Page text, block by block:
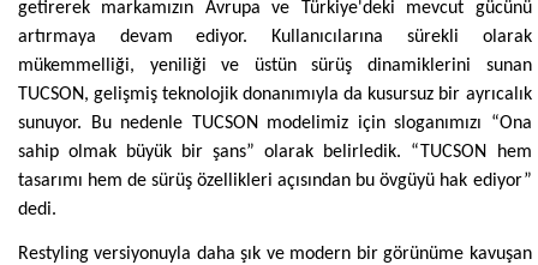
getirerek markamızın Avrupa ve Türkiye'deki mevcut gücünü
artırmaya devam ediyor. Kullanıcılarına sürekli olarak
mükemmelliği, yeniliği ve üstün sürüş dinamiklerini sunan
TUCSON, gelişmiş teknolojik donanımıyla da kusursuz bir ayrıcalık
sunuyor. Bu nedenle TUCSON modelimiz için sloganımızı “Ona
sahip olmak büyük bir şans” olarak belirledik. “TUCSON hem
tasarımı hem de sürüş özellikleri açısından bu övgüyü hak ediyor”
dedi.
Restyling versiyonuyla daha şık ve modern bir görünüme kavuşan